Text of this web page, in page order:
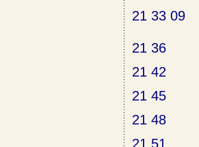
21 33 09
21 36
21 42
21 45
21 48
21 51